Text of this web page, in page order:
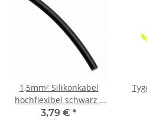
1,5mm² Silikonkabel
hochflexibel schwarz -
1m
3,79 € *